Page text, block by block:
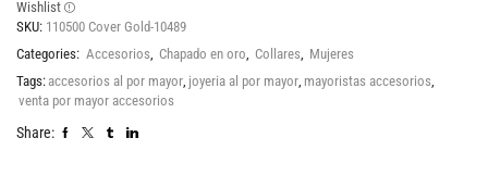
Wishlist
SKU: 110500 Cover Gold-10489
Categories: Accesorios, Chapado en oro, Collares, Mujeres
Tags: accesorios al por mayor, joyeria al por mayor, mayoristas accesorios,
venta por mayor accesorios
Share: